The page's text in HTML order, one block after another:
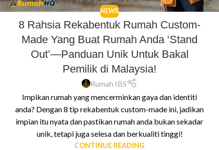
NEWS
8 Rahsia Rekabentuk Rumah Custom-
Made Yang Buat Rumah Anda ‘Stand
Out’—Panduan Unik Untuk Bakal
Pemilik di Malaysia!
Rumah IBS
Impikan rumah yang mencerminkan gaya dan identiti
anda? Dengan 8 tip rekabentuk custom-made ini, jadikan
impian itu nyata dan pastikan rumah anda bukan sekadar
unik, tetapi juga selesa dan berkualiti tinggi!
CONTINUE READING